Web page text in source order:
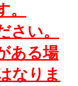
さい。
ある場
なりま